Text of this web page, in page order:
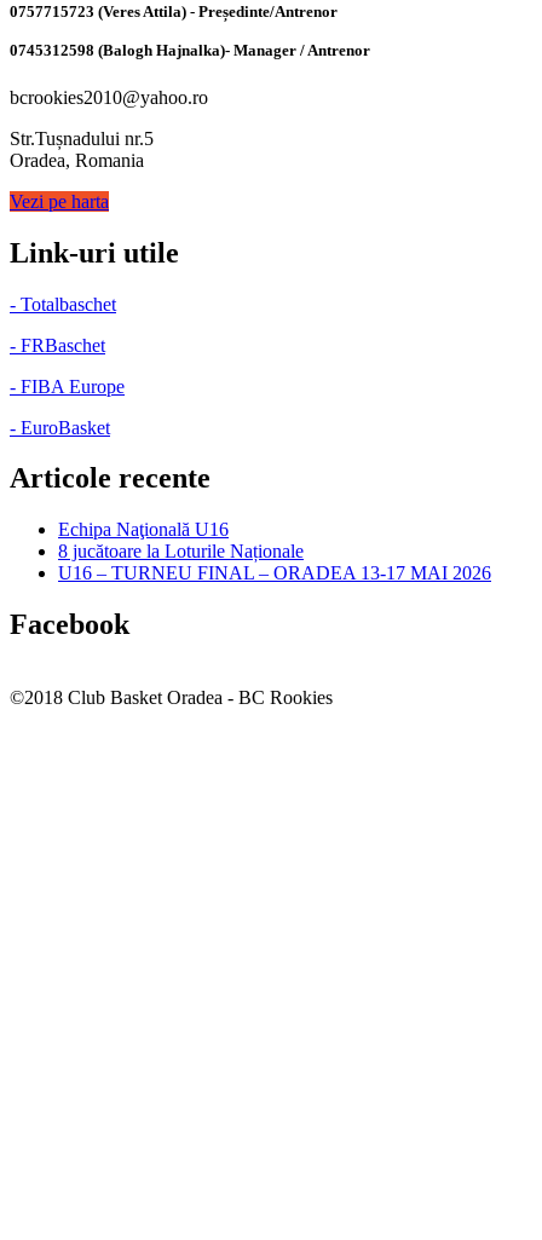
0757715723 (Veres Attila) - Președinte/Antrenor
0745312598 (Balogh Hajnalka)- Manager / Antrenor
bcrookies2010@yahoo.ro
Str.Tușnadului nr.5
Oradea, Romania
Vezi pe harta
Link-uri utile
- Totalbaschet
- FRBaschet
- FIBA Europe
- EuroBasket
Articole recente
Echipa Naţională U16
8 jucătoare la Loturile Naționale
U16 – TURNEU FINAL – ORADEA 13-17 MAI 2026
Facebook
©2018 Club Basket Oradea - BC Rookies